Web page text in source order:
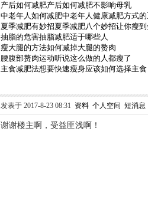
产后如何减肥产后如何减肥不影响母乳
中老年人如何减肥中老年人健康减肥方式
夏季减肥有妙招夏季减肥八个妙招让你瘦
抽脂的危害抽脂减肥适于哪些人
瘦大腿的方法如何减掉大腿的赘肉
腰腹部赘肉运动听说这么做的人都瘦了
主食减肥法想要快速瘦身应该如何选择主食
发表于 2017-8-23 08:31 资料 个人空间 短消息
谢谢楼主啊，受益匪浅啊！